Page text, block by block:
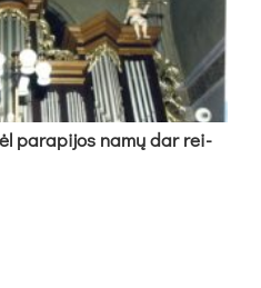
pa­ra­pi­jos na­mų dar rei­